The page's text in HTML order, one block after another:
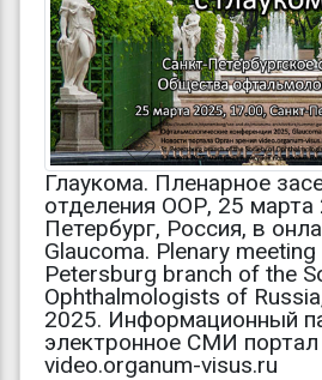
Глаукома. Пленарное
отделения ООР, 25 марта
Петербург, Россия, в
Glaucoma. Plenary
Petersburg branch of the
Ophthalmologists of
2025. Информационный
электронное СМИ портал
video.organum-visus.ru